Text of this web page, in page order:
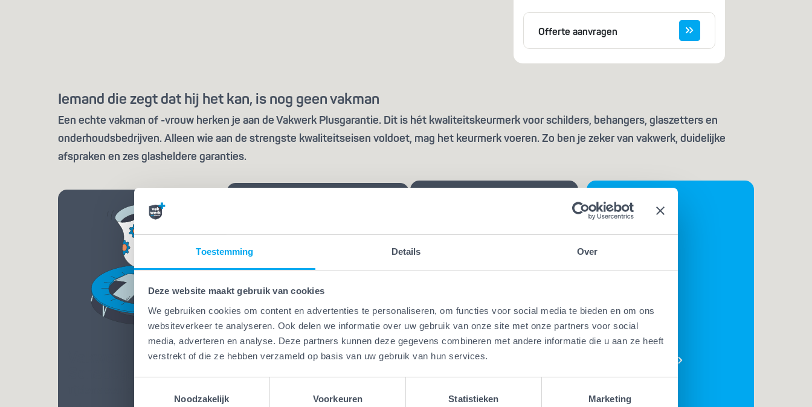
Toestemming Details Over
Deze website maakt gebruik van cookies
We gebruiken cookies om content en advertenties te personaliseren, om functies voor social media te bieden en om ons
websiteverkeer te analyseren. Ook delen we informatie over uw gebruik van onze site met onze partners voor social
media, adverteren en analyse. Deze partners kunnen deze gegevens combineren met andere informatie die u aan ze heeft
verstrekt of die ze hebben verzameld op basis van uw gebruik van hun services.
Noodzakelijk
Voorkeuren Statistieken Marketing
Offerte aanvragen
Iemand die zegt dat hij het kan, is nog geen vakman
Een echte vakman of -vrouw herken je aan de Vakwerk Plusgarantie. Dit is hét kwaliteitskeurmerk voor schilders, behangers, glaszetters en
onderhoudsbedrijven. Alleen wie aan de strengste kwaliteitseisen voldoet, mag het keurmerk voeren. Zo ben je zeker van vakwerk, duidelijke
afspraken en zes glasheldere garanties.
Vakwerk Plus
Schadegarantie
Vakwerk Plus
Bekwaamheidsgarantie
Bij Vakwerk Plus-bedrijven werken
Vakwerk Plus
Kwaliteitsgarantie
Vakwerk Plus-bedrijven
leveren kwaliteit die blijft. Met
BEKIJK
AL ONZE